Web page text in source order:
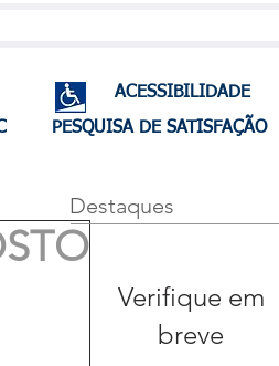
ACESSIBILIDADE
PESQUISA DE SATISFAÇÃO
Destaques
Verifique em
breve